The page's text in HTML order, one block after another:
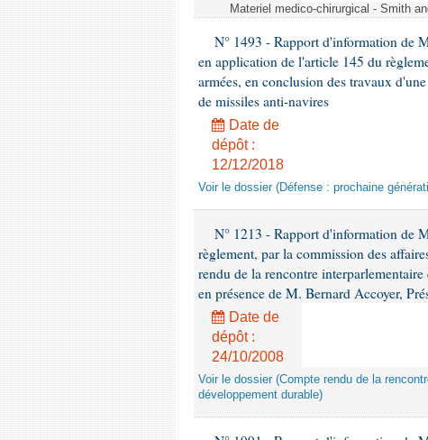
Materiel medico-chirurgical - Smith
N° 1493 - Rapport d'information de
en application de l'article 145 du
armées, en conclusion des travaux
de missiles anti-navires
Date de
dépôt :
12/12/2018
Voir le dossier (Défense : prochaine
N° 1213 - Rapport d'information de
règlement, par la commission des
rendu de la rencontre
en présence de M. Bernard Accoyer,
Date de
dépôt :
24/10/2008
Voir le dossier (Compte rendu de la
développement durable)